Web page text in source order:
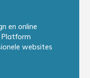
en online
Platform
websites